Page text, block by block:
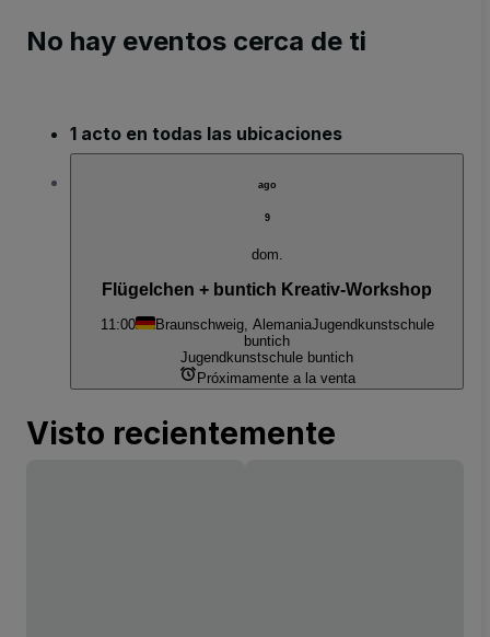
No hay eventos cerca de ti
1 acto en todas las ubicaciones
ago
9
dom.
Flügelchen + buntich Kreativ-Workshop
11:00 Braunschweig, AlemaniaJugendkunstschule
buntich
Jugendkunstschule buntich
Próximamente a la venta
Visto recientemente